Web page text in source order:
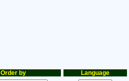
Order by Language